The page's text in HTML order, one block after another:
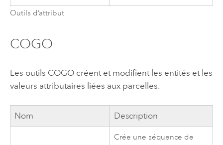
Outils d’attribut
COGO
Les outils COGO créent et modifient les entités et les
valeurs attributaires liées aux parcelles.
Nom Description
Crée une séquence de